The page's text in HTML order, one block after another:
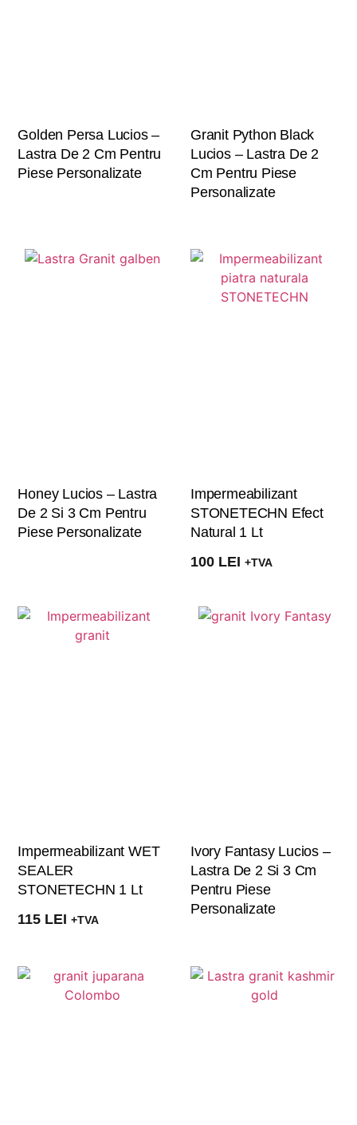
Golden Persa Lucios –
Lastra De 2 Cm Pentru
Piese Personalizate
Granit Python Black
Lucios – Lastra De 2
Cm Pentru Piese
Personalizate
Honey Lucios – Lastra
De 2 Si 3 Cm Pentru
Piese Personalizate
Impermeabilizant
STONETECHN Efect
Natural 1 Lt
100 LEI +TVA
Impermeabilizant WET
SEALER
STONETECHN 1 Lt
115 LEI +TVA
Ivory Fantasy Lucios –
Lastra De 2 Si 3 Cm
Pentru Piese
Personalizate